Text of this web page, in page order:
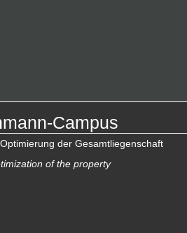
Campus
der Gesamtliegenschaft
of the property